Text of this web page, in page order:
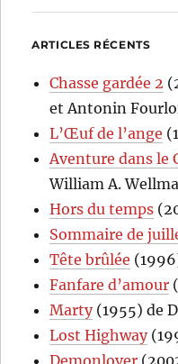
ARTICLES RÉCENTS
Chasse gardée 2
et Antonin
L’Œuf de l’ange
Aventure dans le
William A.
Hors du temps
Sommaire de
Tête brûlée
Fanfare d’amour
Marty(1955) de
Lost Highway